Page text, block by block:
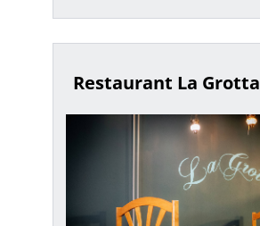
Restaurant La Grotta